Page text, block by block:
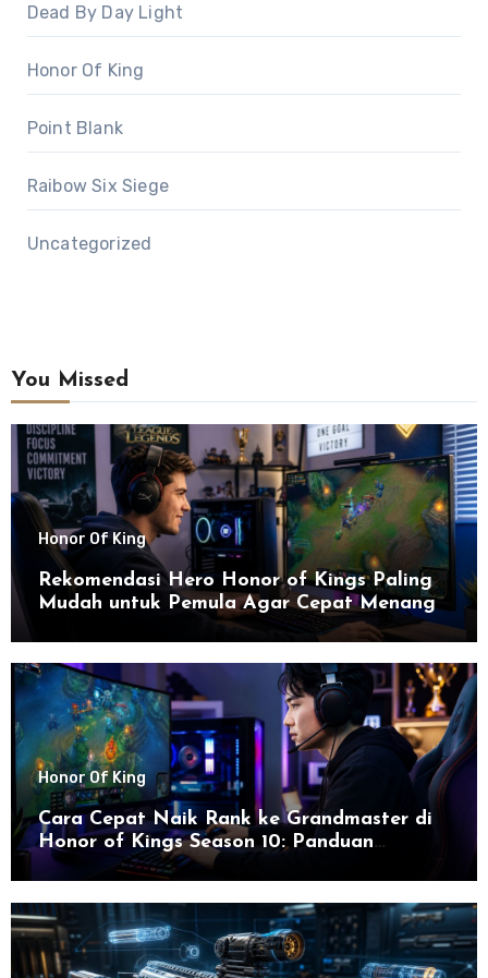
Dead By Day Light
Honor Of King
Point Blank
Raibow Six Siege
Uncategorized
You Missed
Honor Of King
Rekomendasi Hero Honor of Kings Paling
Mudah untuk Pemula Agar Cepat Menang
Honor Of King
Cara Cepat Naik Rank ke Grandmaster di
Honor of Kings Season 10: Panduan
Lengkap dan Strategi Terbaru untuk Sukses
di 2026